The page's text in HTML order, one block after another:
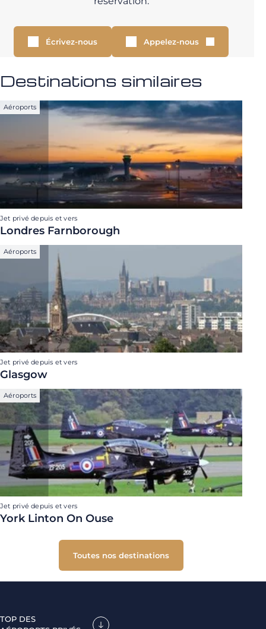
Écrivez-nous Appelez-nous
Destinations similaires
Aéroports
Jet privé depuis et vers
Londres Farnborough
Aéroports
Jet privé depuis et vers
Glasgow
Aéroports
Jet privé depuis et vers
York Linton On Ouse
Toutes nos destinations
TOP DES